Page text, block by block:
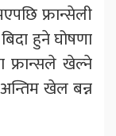
फ्रान्सेली
हुने घोषणा
फ्रान्सले खेल्ने
खेल बन्न